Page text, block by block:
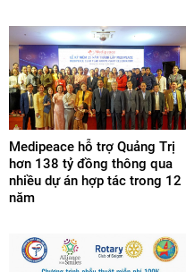
Medipeace hỗ trợ Quảng Trị
hơn 138 tỷ đồng thông qua
nhiều dự án hợp tác trong 12
năm